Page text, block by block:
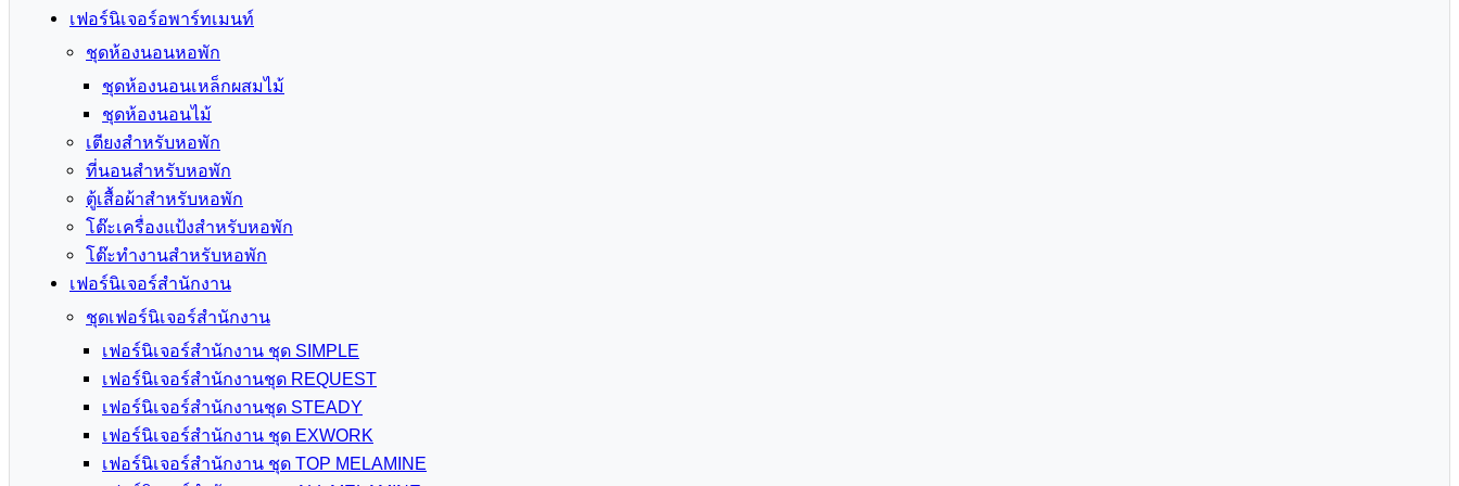
เฟอร์นิเจอร์อพาร์ทเมนท์
ชุดห้องนอนหอพัก
ชุดห้องนอนเหล็กผสมไม้
ชุดห้องนอนไม้
เตียงสำหรับหอพัก
ที่นอนสำหรับหอพัก
ตู้เสื้อผ้าสำหรับหอพัก
โต๊ะเครื่องแป้งสำหรับหอพัก
โต๊ะทำงานสำหรับหอพัก
เฟอร์นิเจอร์สำนักงาน
ชุดเฟอร์นิเจอร์สำนักงาน
เฟอร์นิเจอร์สำนักงาน ชุด SIMPLE
เฟอร์นิเจอร์สำนักงานชุด REQUEST
เฟอร์นิเจอร์สำนักงานชุด STEADY
เฟอร์นิเจอร์สำนักงาน ชุด EXWORK
เฟอร์นิเจอร์สำนักงาน ชุด TOP MELAMINE